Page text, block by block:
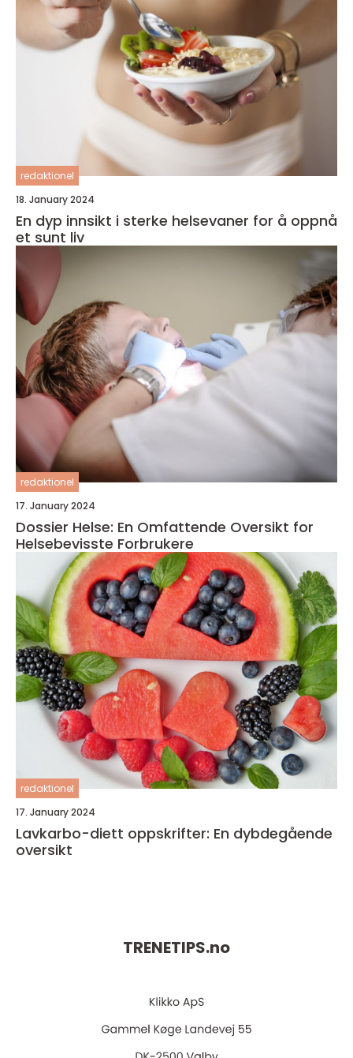
redaktionel
18. January 2024
En dyp innsikt i sterke helsevaner for å oppnå
et sunt liv
redaktionel
17. January 2024
Dossier Helse: En Omfattende Oversikt for
Helsebevisste Forbrukere
redaktionel
17. January 2024
Lavkarbo-diett oppskrifter: En dybdegående
oversikt
TRENETIPS.no